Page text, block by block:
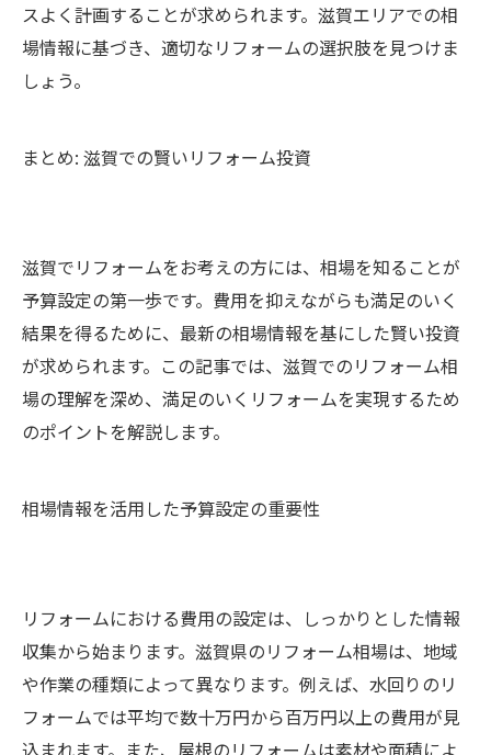
スよく計画することが求められます。滋賀エリアでの相
場情報に基づき、適切なリフォームの選択肢を見つけま
しょう。
まとめ: 滋賀での賢いリフォーム投資
滋賀でリフォームをお考えの方には、相場を知ることが
予算設定の第一歩です。費用を抑えながらも満足のいく
結果を得るために、最新の相場情報を基にした賢い投資
が求められます。この記事では、滋賀でのリフォーム相
場の理解を深め、満足のいくリフォームを実現するため
のポイントを解説します。
相場情報を活用した予算設定の重要性
リフォームにおける費用の設定は、しっかりとした情報
収集から始まります。滋賀県のリフォーム相場は、地域
や作業の種類によって異なります。例えば、水回りのリ
フォームでは平均で数十万円から百万円以上の費用が見
込まれます。また、屋根のリフォームは素材や面積によ